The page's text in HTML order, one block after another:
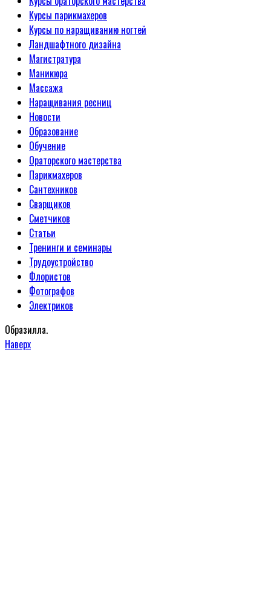
Курсы парикмахеров
Курсы по наращиванию ногтей
Ландшафтного дизайна
Магистратура
Маникюра
Массажа
Наращивания ресниц
Новости
Образование
Обучение
Ораторского мастерства
Парикмахеров
Сантехников
Сварщиков
Сметчиков
Статьи
Тренинги и семинары
Трудоустройство
Флористов
Фотографов
Электриков
Образилла.
Наверх